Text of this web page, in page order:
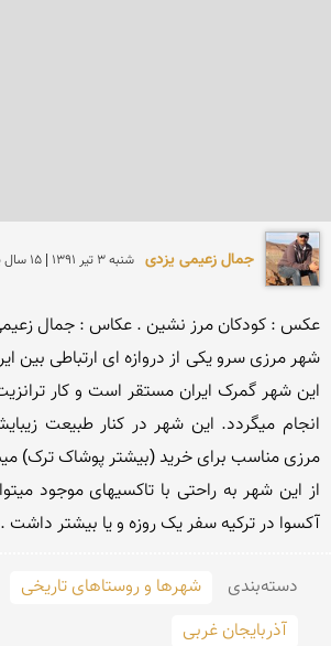
جمال زعیمی یزدی شنبه 3 تير 1391 | 15 سال پیش
آکسوا در ترکیه سفر یک روزه و یا بیشتر داشت .
دسته‌بندی
شهرها و روستاهای تاریخی
آذربایجان غربی